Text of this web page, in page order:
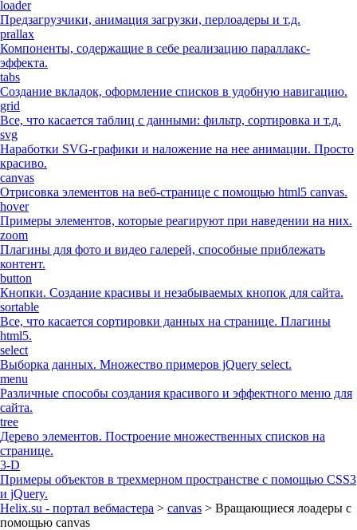
loader
Предзагрузчики, анимация загрузки, перлоадеры и т.д.
prallax
Компоненты, содержащие в себе реализацию параллакс-
эффекта.
tabs
Создание вкладок, оформление списков в удобную навигацию.
grid
Все, что касается таблиц с данными: фильтр, сортировка и т.д.
svg
Наработки SVG-графики и наложение на нее анимации. Просто
красиво.
canvas
Отрисовка элементов на веб-странице с помощью html5 canvas.
hover
Примеры элементов, которые реагируют при наведении на них.
zoom
Плагины для фото и видео галерей, способные приблежать
контент.
button
Кнопки. Создание красивы и незабываемых кнопок для сайта.
sortable
Все, что касается сортировки данных на странице. Плагины
html5.
select
Выборка данных. Множество примеров jQuery select.
menu
Различные способы создания красивого и эффектного меню для
сайта.
tree
Дерево элементов. Построение множественных списков на
странице.
3-D
Примеры объектов в трехмерном пространстве с помощью CSS3
и jQuery.
Helix.su - портал вебмастера > canvas > Вращающиеся лоадеры с
помощью canvas